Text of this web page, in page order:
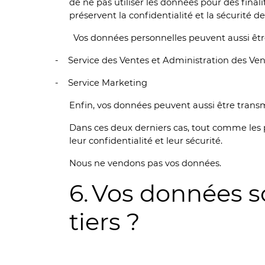
de ne pas utiliser les données pour des
préservent la confidentialité et la sécurité
Vos données personnelles peuvent aussi
- Service des Ventes et Administration des
- Service Marketing
Enfin, vos données peuvent aussi être
Dans ces deux derniers cas, tout comme
leur confidentialité et leur sécurité.
Nous ne vendons pas vos données.
6.Vos données
tiers ?